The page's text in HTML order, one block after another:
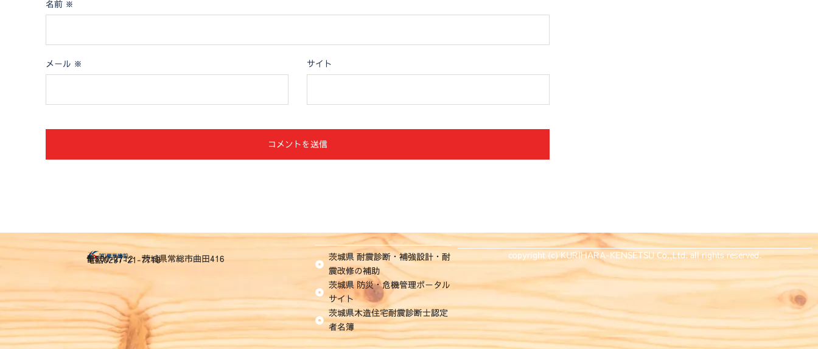
名前 ※
メール ※ サイト
〒300-2712 茨城県常総市曲田416
電話0297-21-7718
茨城県 耐震診断・補強設計・耐
震改修の補助
茨城県 防災・危機管理ポータル
サイト
茨城県木造住宅耐震診断士認定
者名簿
copyright (c) KURIHARA-KENSETSU Co.,Ltd. all rights reserved.